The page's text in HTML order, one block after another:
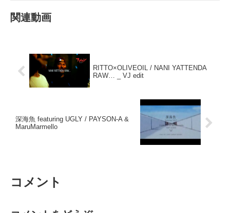
関連動画
RITTO×OLIVEOIL / NANI YATTENDA
RAW… _ VJ edit
深海魚 featuring UGLY / PAYSON-A &
MaruMarmello
コメント